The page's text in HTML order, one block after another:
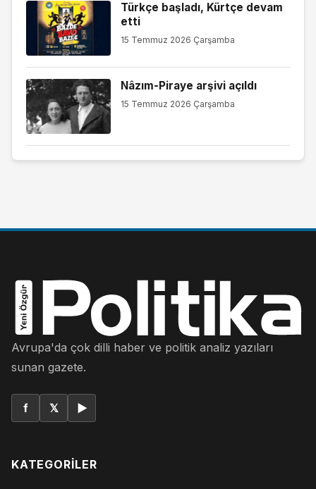
Türkçe başladı, Kürtçe devam
etti
15 Temmuz 2026 Çarşamba
Nâzım-Piraye arşivi açıldı
15 Temmuz 2026 Çarşamba
Avrupa'da çok dilli haber ve politik analiz yazıları
sunan gazete.
f 𝕏 ▶
KATEGORILER